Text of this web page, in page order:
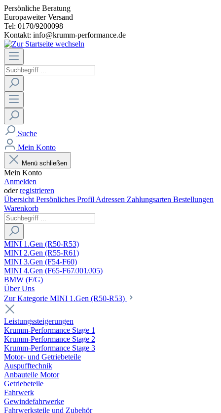
Persönliche Beratung
Europaweiter Versand
Tel: 0170/9200098
Kontakt: info@krumm-performance.de
Suche
Mein Konto
Menü schließen
Mein Konto
Anmelden
oderregistrieren
Übersicht Persönliches Profil Adressen Zahlungsarten Bestellungen
Warenkorb
MINI 1.Gen (R50-R53)
MINI 2.Gen (R55-R61)
MINI 3.Gen (F54-F60)
MINI 4.Gen (F65-F67/J01/J05)
BMW (F/G)
Über Uns
Zur Kategorie MINI 1.Gen (R50-R53)
Leistungssteigerungen
Krumm-Performance Stage 1
Krumm-Performance Stage 2
Krumm-Performance Stage 3
Motor- und Getriebeteile
Auspufftechnik
Anbauteile Motor
Getriebeteile
Fahrwerk
Gewindefahrwerke
Fahrwerksteile und Zubehör